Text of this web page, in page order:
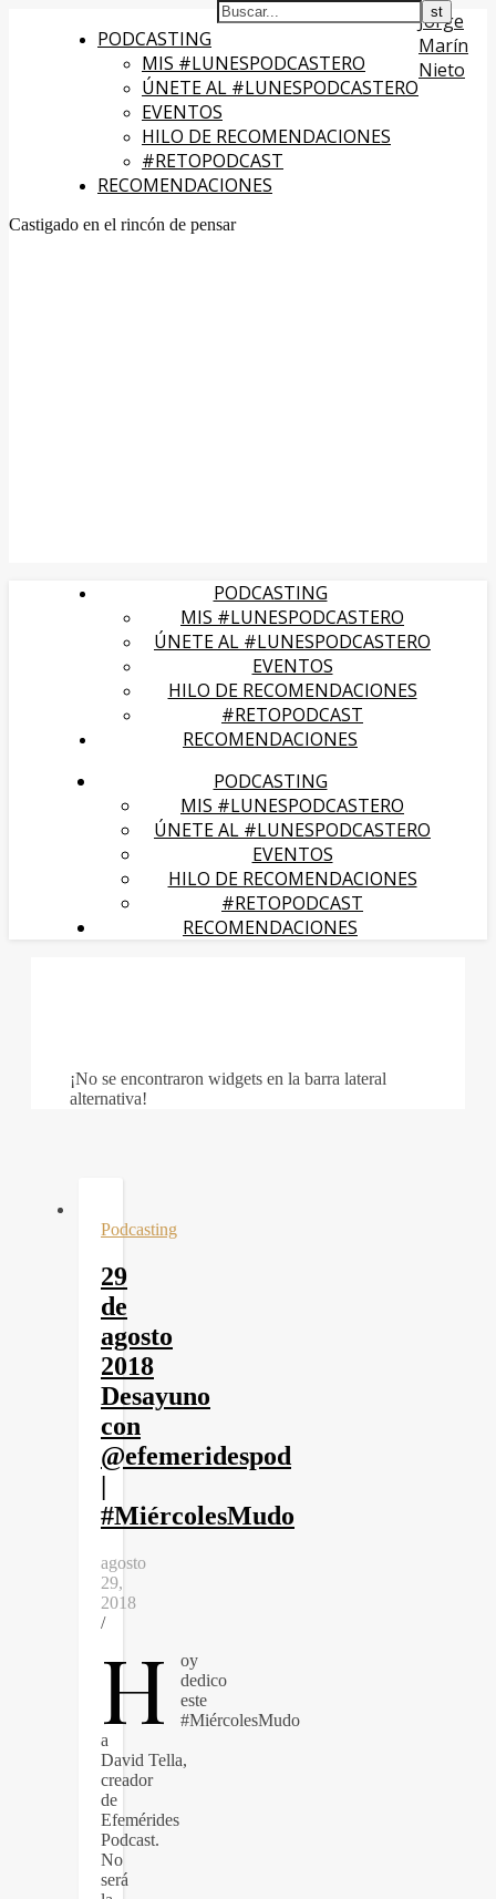
PODCASTING
MIS #LUNESPODCASTERO
ÚNETE AL #LUNESPODCASTERO
EVENTOS
HILO DE RECOMENDACIONES
#RETOPODCAST
RECOMENDACIONES
Jorge
Marín
Nieto
Castigado en el rincón de pensar
PODCASTING
MIS #LUNESPODCASTERO
ÚNETE AL #LUNESPODCASTERO
EVENTOS
HILO DE RECOMENDACIONES
#RETOPODCAST
RECOMENDACIONES
PODCASTING
MIS #LUNESPODCASTERO
ÚNETE AL #LUNESPODCASTERO
EVENTOS
HILO DE RECOMENDACIONES
#RETOPODCAST
RECOMENDACIONES
¡No se encontraron widgets en la barra lateral
alternativa!
Podcasting
29
de
agosto
2018
Desayuno
con
@efemeridespod
|
#MiércolesMudo
agosto
29,
2018
/
H
oy
dedico
este
#MiércolesMudo
a
David Tella,
creador
de
Efemérides
Podcast.
No
será